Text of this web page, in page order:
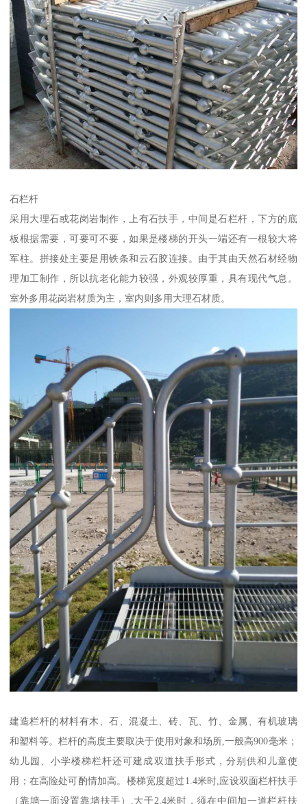
石栏杆
采用大理石或花岗岩制作，上有石扶手，中间是石栏杆，下方的底
板根据需要，可要可不要，如果是楼梯的开头一端还有一根较大将
军柱。拼接处主要是用铁条和云石胶连接。由于其由天然石材经物
理加工制作，所以抗老化能力较强，外观较厚重，具有现代气息。
室外多用花岗岩材质为主，室内则多用大理石材质。
建造栏杆的材料有木、石、混凝土、砖、瓦、竹、金属、有机玻璃
和塑料等。栏杆的高度主要取决于使用对象和场所,一般高900毫米；
幼儿园、小学楼梯栏杆还可建成双道扶手形式，分别供和儿童使
用；在高险处可酌情加高。楼梯宽度超过1.4米时,应设双面栏杆扶手
（靠墙一面设置靠墙扶手）,大于2.4米时，须在中间加一道栏杆扶